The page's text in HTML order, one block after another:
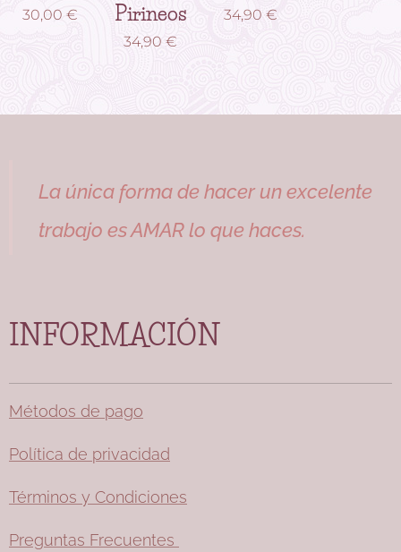
30,00 €
Pirineos
34,90 €
34,90 €
La única forma de hacer un excelente
trabajo es AMAR lo que haces.
INFORMACIÓN
Métodos de pago
Política de privacidad
Términos y Condiciones
Preguntas Frecuentes